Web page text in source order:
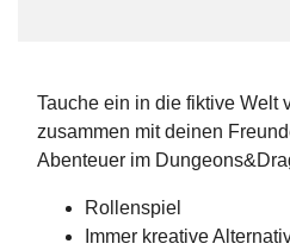
Tauche ein in die fiktive Welt
zusammen mit deinen
Abenteuer im
Rollenspiel
Immer kreative